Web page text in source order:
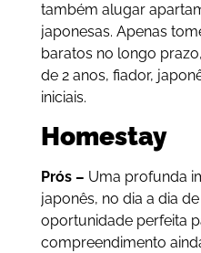
também alugar
japonesas. Apenas
baratos no longo
de 2 anos, fiador,
iniciais.
Homestay
Prós – Uma profunda
japonês, no dia a dia
oportunidade perfeita
compreendimento